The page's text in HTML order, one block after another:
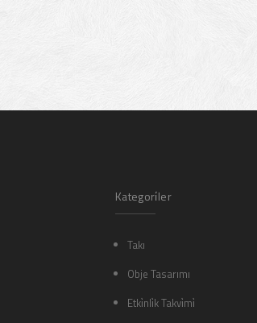
Kategori̇ler
Takı
Obje Tasarımı
Etki̇nli̇k Takvi̇mi̇